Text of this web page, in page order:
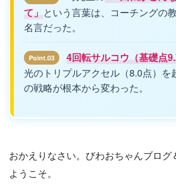
て」という言葉は、コーチングの
名言だった。
Point.03 4回転サルコウ（基礎点
光のトリプルアクセル（8.0点）を
の戦略が根本から変わった。
おかえりなさい。びわおちゃんブログ
ようこそ。